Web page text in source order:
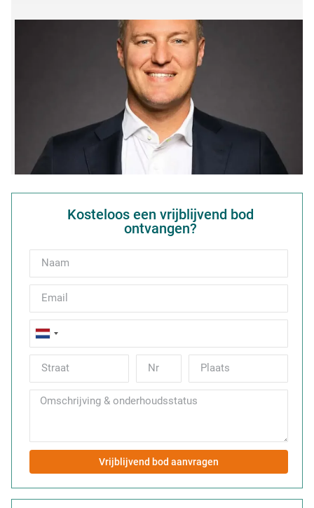
Kosteloos een vrijblijvend bod
ontvangen?
Netherlands
+31
Vrijblijvend bod aanvragen